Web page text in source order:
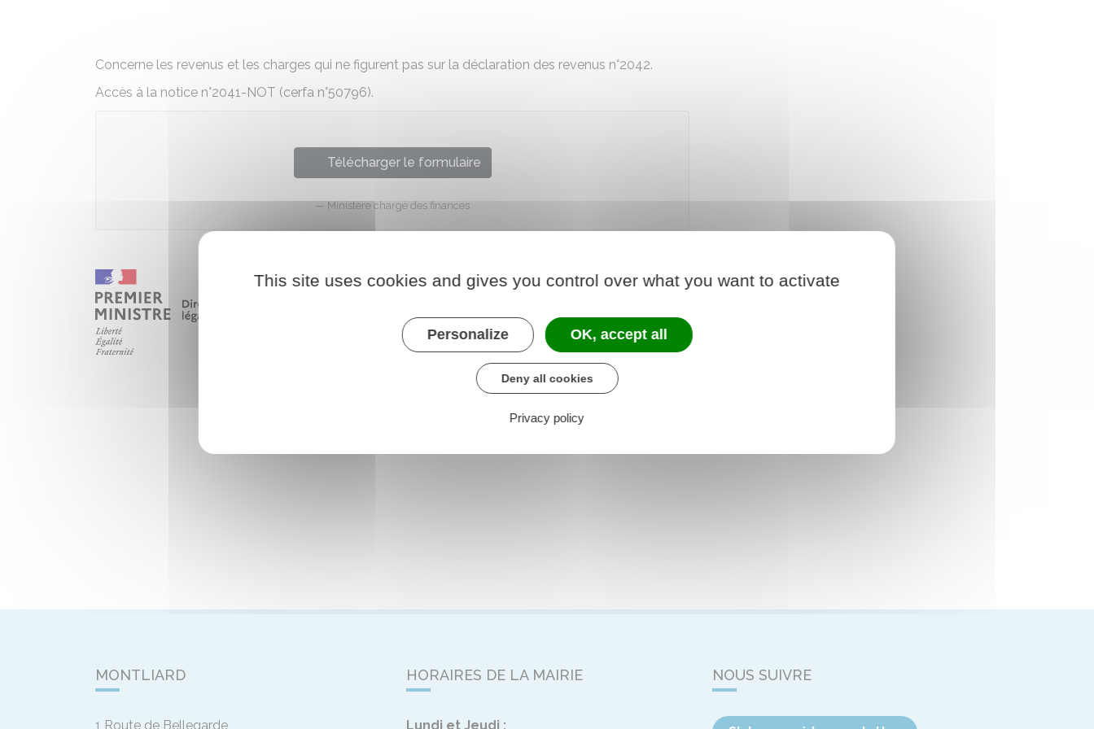
Concerne les revenus et les charges qui ne figurent pas sur la déclaration des revenus n°2042.
Accès à la notice n°2041-NOT (cerfa n°50796).
Télécharger le formulaire
Ministère chargé des finances
MONTLIARD
1 Route de Bellegarde
HORAIRES DE LA MAIRIE
Lundi et Jeudi :
NOUS SUIVRE
This site uses cookies and gives you control over what you want to activate
Personalize OK, accept all
Deny all cookies
Privacy policy